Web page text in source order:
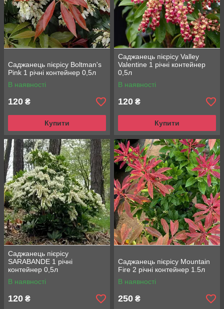
Саджанець пієрісу Boltman's
Pink 1 річні контейнер 0,5л
В наявності
120 ₴
Купити
Саджанець пієрісу Valley
Valentine 1 річні контейнер
0,5л
В наявності
120 ₴
Купити
Саджанець пієрісу
SARABANDE 1 річні
контейнер 0,5л
В наявності
120 ₴
Саджанець пієрісу Mountain
Fire 2 річні контейнер 1.5л
В наявності
250 ₴